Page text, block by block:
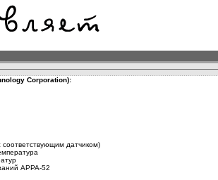
Corporation):
соответствующим датчиком)
APPA-52